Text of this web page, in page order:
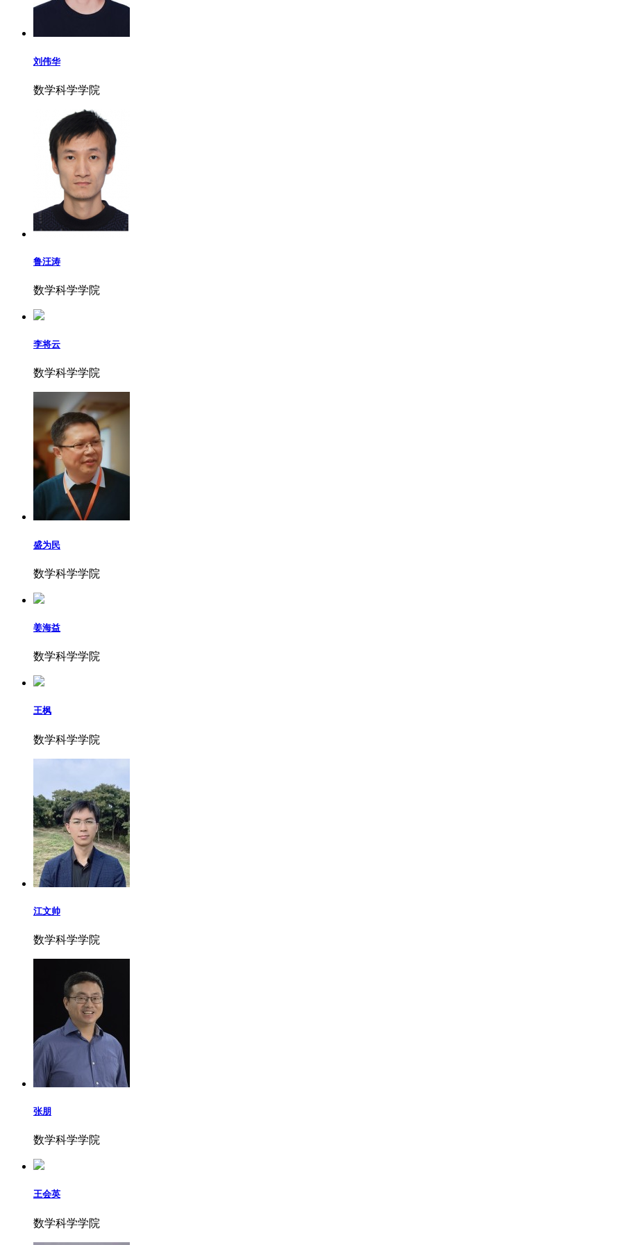
刘伟华
数学科学学院
鲁汪涛
数学科学学院
李将云
数学科学学院
盛为民
数学科学学院
姜海益
数学科学学院
王枫
数学科学学院
江文帅
数学科学学院
张朋
数学科学学院
王会英
数学科学学院